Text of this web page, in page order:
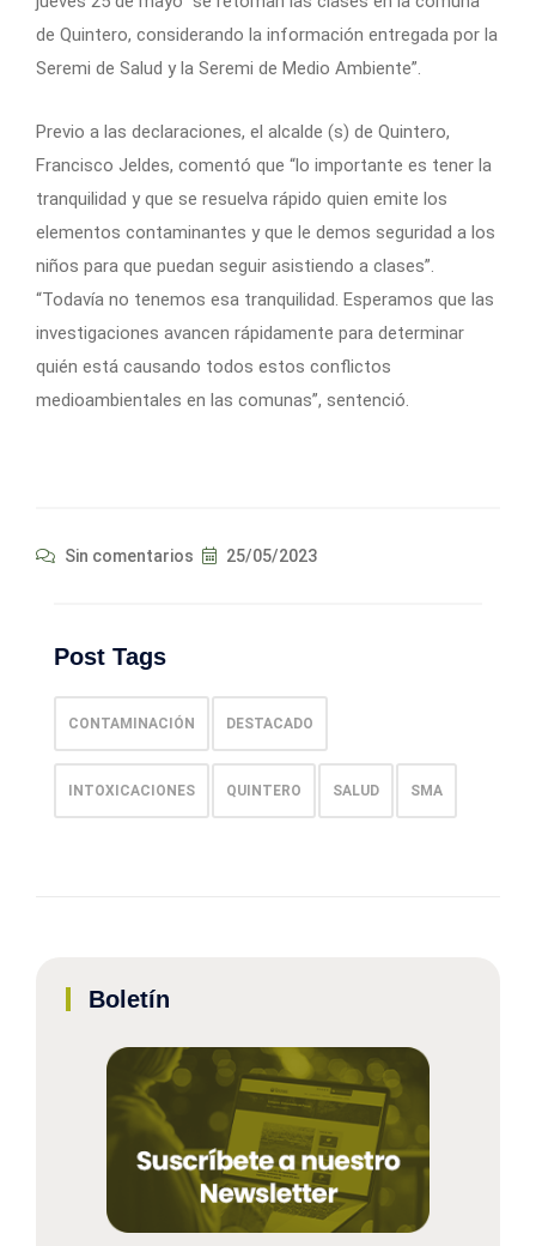
de Quintero, considerando la información entregada por la
Seremi de Salud y la Seremi de Medio Ambiente”.
Previo a las declaraciones, el alcalde (s) de Quintero,
Francisco Jeldes, comentó que “lo importante es tener la
tranquilidad y que se resuelva rápido quien emite los
elementos contaminantes y que le demos seguridad a los
niños para que puedan seguir asistiendo a clases”.
“Todavía no tenemos esa tranquilidad. Esperamos que las
investigaciones avancen rápidamente para determinar
quién está causando todos estos conflictos
medioambientales en las comunas”, sentenció.
Sin comentarios 25/05/2023
Post Tags
CONTAMINACIÓN DESTACADO
INTOXICACIONES QUINTERO SALUD SMA
Boletín